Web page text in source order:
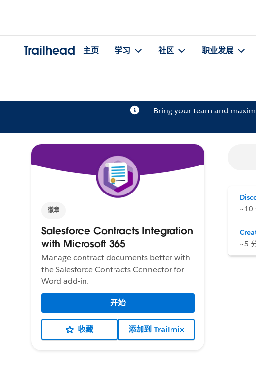
Trailhead 主页 学习 社区 职业发展
Bring your team and
徽章
Salesforce Contracts Integration
with Microsoft 365
Manage contract documents better with
the Salesforce Contracts Connector for
Word add-in.
开始
收藏 添加到 Trailmix
~10
~5